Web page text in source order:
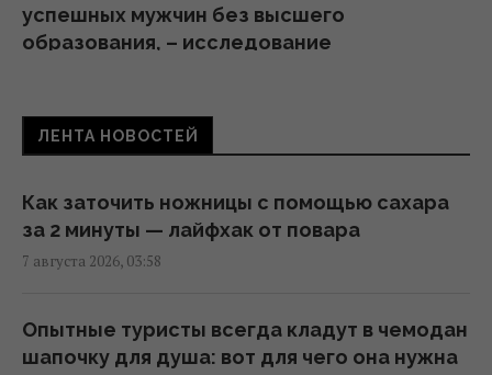
успешных мужчин без высшего
образования, – исследование
Миф развенчан: сколько на самом деле
22:12 четверг, 06 августа 2026
Анчоусы или сардины: какая рыба
21:47 четверг, 06 августа 2026
ЛЕНТА НОВОСТЕЙ
Как заточить ножницы с помощью сахара
за 2 минуты — лайфхак от повара
7 августа 2026, 03:58
Опытные туристы всегда кладут в чемодан
шапочку для душа: вот для чего она нужна